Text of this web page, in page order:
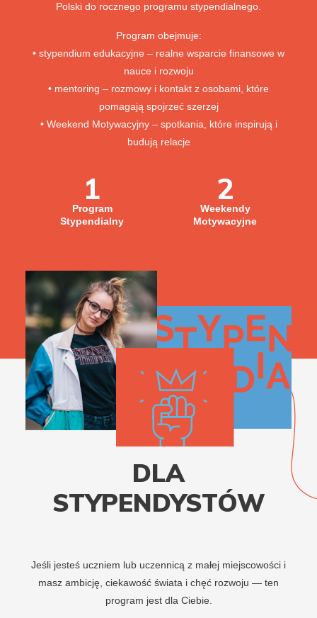
Polski do rocznego programu stypendialnego.
Program obejmuje:
• stypendium edukacyjne – realne wsparcie finansowe w
nauce i rozwoju
• mentoring – rozmowy i kontakt z osobami, które
pomagają spojrzeć szerzej
• Weekend Motywacyjny – spotkania, które inspirują i
budują relacje
1
Program
Stypendialny
2
Weekendy
Motywacyjne
DLA
STYPENDYSTÓW
Jeśli jesteś uczniem lub uczennicą z małej miejscowości i
masz ambicję, ciekawość świata i chęć rozwoju — ten
program jest dla Ciebie.